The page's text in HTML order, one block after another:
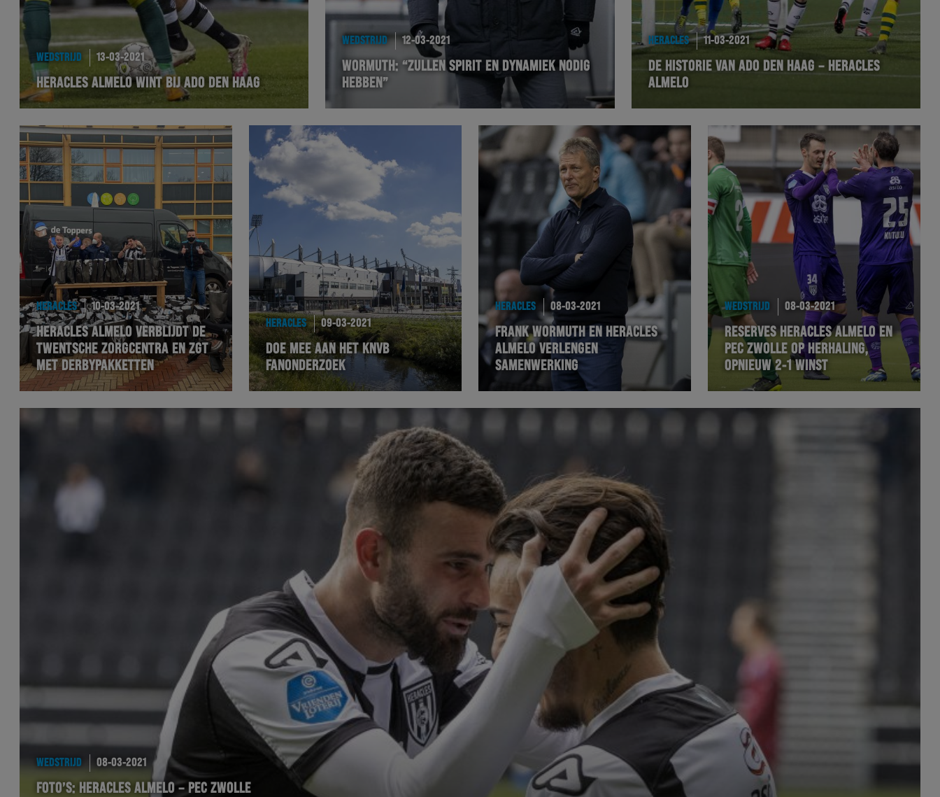
WEDSTRIJD 13-03-2021
HERACLES ALMELO WINT BIJ ADO DEN HAAG
WEDSTRIJD 12-03-2021
WORMUTH: “ZULLEN SPIRIT EN DYNAMIEK NODIG
HEBBEN”
HERACLES 11-03-2021
DE HISTORIE VAN ADO DEN HAAG – HERACLES
ALMELO
HERACLES 10-03-2021
HERACLES ALMELO VERBLIJDT DE
TWENTSCHE ZORGCENTRA EN ZGT
MET DERBYPAKKETTEN
HERACLES 09-03-2021
DOE MEE AAN HET KNVB
FANONDERZOEK
HERACLES 08-03-2021
FRANK WORMUTH EN HERACLES
ALMELO VERLENGEN
SAMENWERKING
WEDSTRIJD 08-03-2021
RESERVES HERACLES ALMELO EN
PEC ZWOLLE OP HERHALING,
OPNIEUW 2-1 WINST
WEDSTRIJD 08-03-2021
FOTO’S: HERACLES ALMELO – PEC ZWOLLE